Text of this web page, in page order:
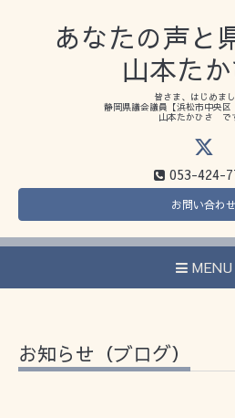
あなたの声と
山本た
皆さま、はじめまし
静岡県議会議員【浜松市中央区
山本たかひさ で
053-424-
お問い合わせ
MENU
お知らせ（ブログ）